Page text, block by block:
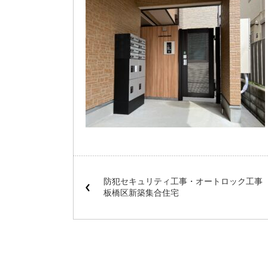
防犯セキュリティ工事・オートロック工
板橋区新築集合住宅